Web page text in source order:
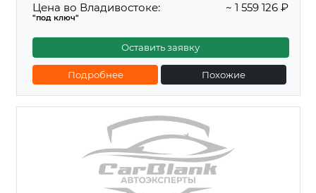
Цена во Владивостоке:
"под ключ"
~ 1 559 126 ₽
Оставить заявку
Подробнее Похожие